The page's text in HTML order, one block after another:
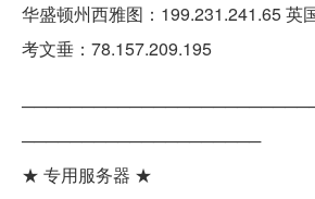
华盛顿州西雅图：199.231.241.65 英
考文垂：78.157.209.195
────────────────────
★ 专用服务器 ★